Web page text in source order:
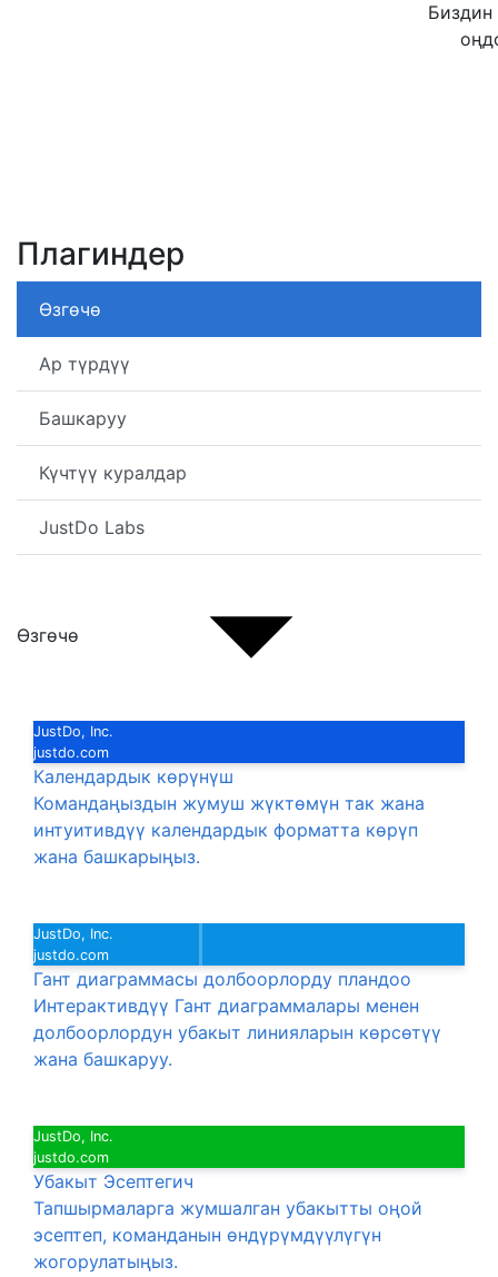
Плагиндер
Өзгөчө
Ар түрдүү
Башкаруу
Күчтүү куралдар
JustDo Labs
Өзгөчө
JustDo, Inc.
justdo.com
Календардык көрүнүш
Командаңыздын жумуш жүктөмүн так жана
интуитивдүү календардык форматта көрүп
жана башкарыңыз.
JustDo, Inc.
justdo.com
Гант диаграммасы долбоорлорду пландоо
Интерактивдүү Гант диаграммалары менен
долбоорлордун убакыт линияларын көрсөтүү
жана башкаруу.
JustDo, Inc.
justdo.com
Убакыт Эсептегич
Тапшырмаларга жумшалган убакытты оңой
эсептеп, команданын өндүрүмдүүлүгүн
жогорулатыңыз.